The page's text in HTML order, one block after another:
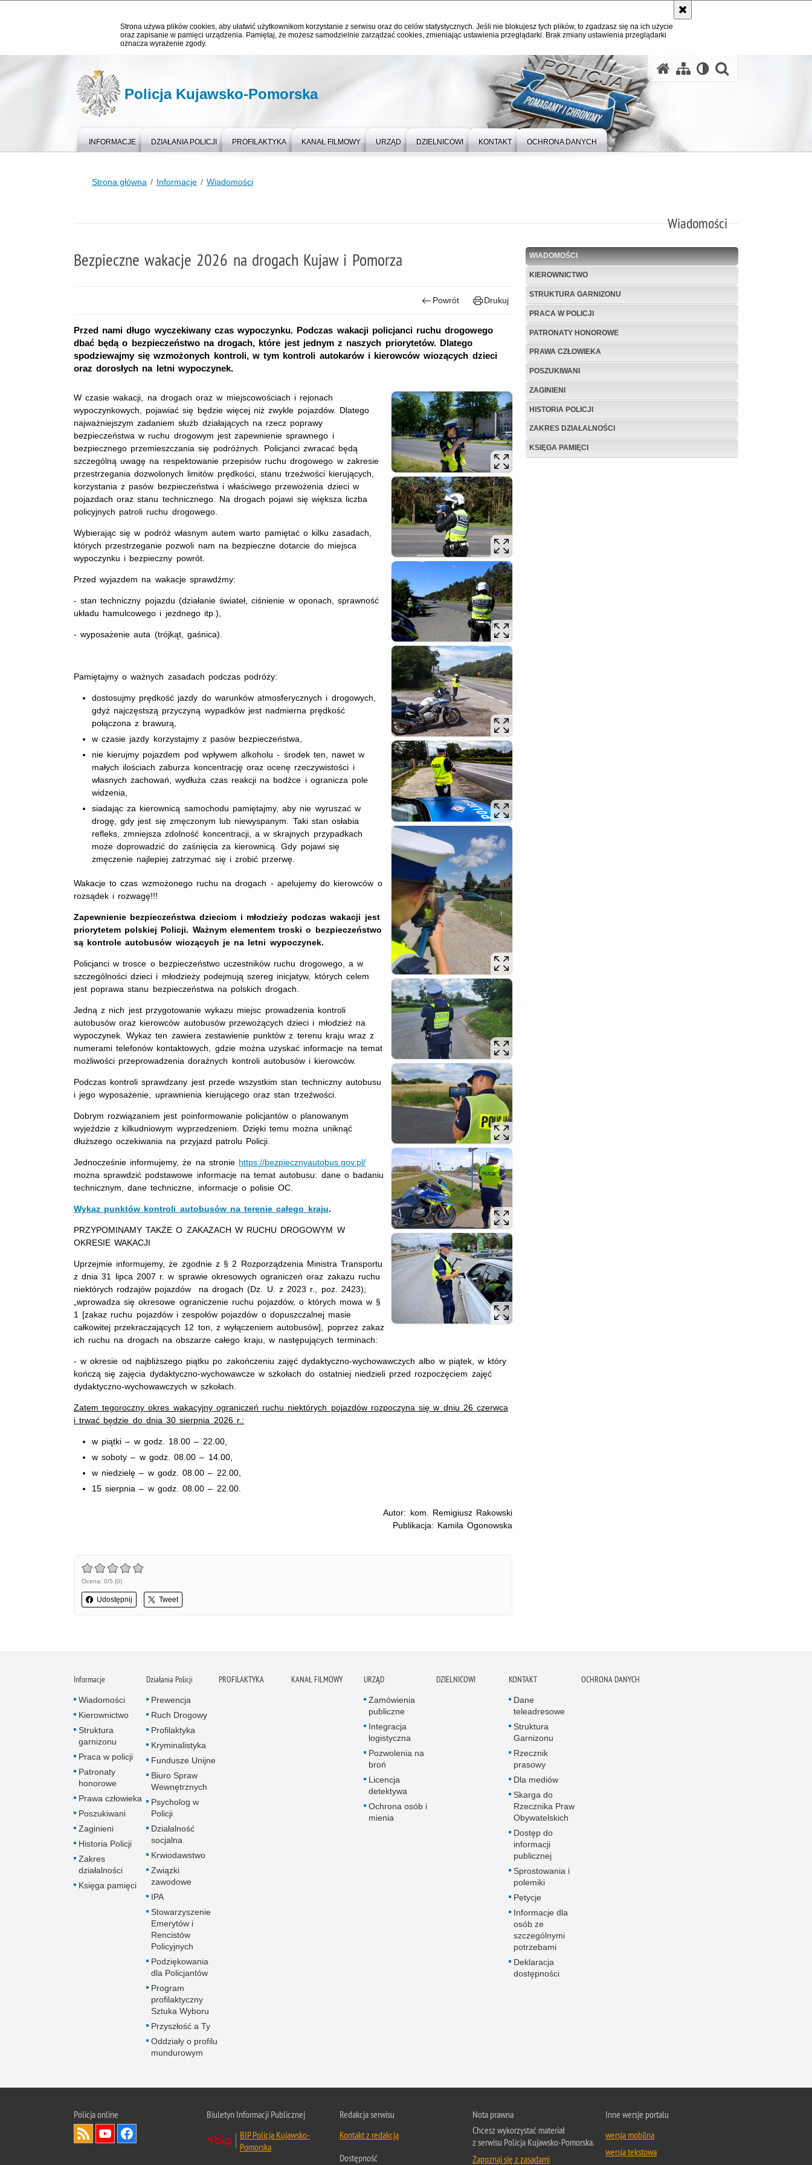
Strona używa plików cookies, aby ułatwić użytkownikom korzystanie z serwisu oraz do celów statystycznych. Jeśli nie blokujesz tych plików, to zgadzasz się na ich użycie
oraz zapisanie w pamięci urządzenia. Pamiętaj, że możesz samodzielnie zarządzać cookies, zmieniając ustawienia przeglądarki. Brak zmiany ustawienia przeglądarki
oznacza wyrażenie zgody.
Policja Kujawsko-Pomorska
INFORMACJE DZIAŁANIA POLICJI PROFILAKTYKA KANAŁ FILMOWY URZĄD DZIELNICOWI KONTAKT OCHRONA DANYCH
Strona główna Informacje Wiadomości
Wiadomości
Bezpieczne wakacje 2026 na drogach Kujaw i Pomorza
Powrót Drukuj
Przed nami długo wyczekiwany czas wypoczynku. Podczas wakacji policjanci ruchu drogowego
dbać będą o bezpieczeństwo na drogach, które jest jednym z naszych priorytetów. Dlatego
spodziewajmy się wzmożonych kontroli, w tym kontroli autokarów i kierowców wiozących dzieci
oraz dorosłych na letni wypoczynek.
W czasie wakacji, na drogach oraz w miejscowościach i rejonach
wypoczynkowych, pojawiać się będzie więcej niż zwykle pojazdów. Dlatego
najważniejszym zadaniem służb działających na rzecz poprawy
bezpieczeństwa w ruchu drogowym jest zapewnienie sprawnego i
bezpiecznego przemieszczania się podróżnych. Policjanci zwracać będą
szczególną uwagę na respektowanie przepisów ruchu drogowego w zakresie
przestrzegania dozwolonych limitów prędkości, stanu trzeźwości kierujących,
korzystania z pasów bezpieczeństwa i właściwego przewożenia dzieci w
pojazdach oraz stanu technicznego. Na drogach pojawi się większa liczba
policyjnych patroli ruchu drogowego.
Wybierając się w podróż własnym autem warto pamiętać o kilku zasadach,
których przestrzeganie pozwoli nam na bezpieczne dotarcie do miejsca
wypoczynku i bezpieczny powrót.
Przed wyjazdem na wakacje sprawdźmy:
- stan techniczny pojazdu (działanie świateł, ciśnienie w oponach, sprawność
układu hamulcowego i jezdnego itp.),
- wyposażenie auta (trójkąt, gaśnica).
Pamiętajmy o ważnych zasadach podczas podróży:
dostosujmy prędkość jazdy do warunków atmosferycznych i drogowych,
gdyż najczęstszą przyczyną wypadków jest nadmierna prędkość
połączona z brawurą,
w czasie jazdy korzystajmy z pasów bezpieczeństwa,
nie kierujmy pojazdem pod wpływem alkoholu - środek ten, nawet w
małych ilościach zaburza koncentrację oraz ocenę rzeczywistości i
własnych zachowań, wydłuża czas reakcji na bodźce i ogranicza pole
widzenia,
siadając za kierownicą samochodu pamiętajmy, aby nie wyruszać w
drogę, gdy jest się zmęczonym lub niewyspanym. Taki stan osłabia
refleks, zmniejsza zdolność koncentracji, a w skrajnych przypadkach
może doprowadzić do zaśnięcia za kierownicą. Gdy pojawi się
zmęczenie najlepiej zatrzymać się i zrobić przerwę.
Wakacje to czas wzmożonego ruchu na drogach - apelujemy do kierowców o
rozsądek i rozwagę!!!
Zapewnienie bezpieczeństwa dzieciom i młodzieży podczas wakacji jest
priorytetem polskiej Policji. Ważnym elementem troski o bezpieczeństwo
są kontrole autobusów wiozących je na letni wypoczynek.
Policjanci w trosce o bezpieczeństwo uczestników ruchu drogowego, a w
szczególności dzieci i młodzieży podejmują szereg inicjatyw, których celem
jest poprawa stanu bezpieczeństwa na polskich drogach.
Jedną z nich jest przygotowanie wykazu miejsc prowadzenia kontroli
autobusów oraz kierowców autobusów przewożących dzieci i młodzież na
wypoczynek. Wykaz ten zawiera zestawienie punktów z terenu kraju wraz z
numerami telefonów kontaktowych, gdzie można uzyskać informacje na temat
możliwości przeprowadzenia doraźnych kontroli autobusów i kierowców.
Podczas kontroli sprawdzany jest przede wszystkim stan techniczny autobusu
i jego wyposażenie, uprawnienia kierującego oraz stan trzeźwości.
Dobrym rozwiązaniem jest poinformowanie policjantów o planowanym
wyjeździe z kilkudniowym wyprzedzeniem. Dzięki temu można uniknąć
dłuższego oczekiwania na przyjazd patrolu Policji.
Jednocześnie informujemy, że na stronie https://bezpiecznyautobus.gov.pl/
można sprawdzić podstawowe informacje na temat autobusu: dane o badaniu
technicznym, dane techniczne, informacje o polisie OC.
Wykaz punktów kontroli autobusów na terenie całego kraju.
PRZYPOMINAMY TAKŻE O ZAKAZACH W RUCHU DROGOWYM W
OKRESIE WAKACJI
Uprzejmie informujemy, że zgodnie z § 2 Rozporządzenia Ministra Transportu
z dnia 31 lipca 2007 r. w sprawie okresowych ograniczeń oraz zakazu ruchu
niektórych rodzajów pojazdów na drogach (Dz. U. z 2023 r., poz. 2423);
„wprowadza się okresowe ograniczenie ruchu pojazdów, o których mowa w §
1 [zakaz ruchu pojazdów i zespołów pojazdów o dopuszczalnej masie
całkowitej przekraczających 12 ton, z wyłączeniem autobusów], poprzez zakaz
ich ruchu na drogach na obszarze całego kraju, w następujących terminach:
- w okresie od najbliższego piątku po zakończeniu zajęć dydaktyczno-wychowawczych albo w piątek, w który
kończą się zajęcia dydaktyczno-wychowawcze w szkołach do ostatniej niedzieli przed rozpoczęciem zajęć
dydaktyczno-wychowawczych w szkołach.
Zatem tegoroczny okres wakacyjny ograniczeń ruchu niektórych pojazdów rozpoczyna się w dniu 26 czerwca
i trwać będzie do dnia 30 sierpnia 2026 r.:
w piątki – w godz. 18.00 – 22.00,
w soboty – w godz. 08.00 – 14.00,
w niedzielę – w godz. 08.00 – 22.00,
15 sierpnia – w godz. 08.00 – 22.00.
Autor: kom. Remigiusz Rakowski
Publikacja: Kamila Ogonowska
Ocena: 0/5 (0)
Udostępnij Tweet
WIADOMOŚCI
KIEROWNICTWO
STRUKTURA GARNIZONU
PRACA W POLICJI
PATRONATY HONOROWE
PRAWA CZŁOWIEKA
POSZUKIWANI
ZAGINIENI
HISTORIA POLICJI
ZAKRES DZIAŁALNOŚCI
KSIĘGA PAMIĘCI
Informacje
Wiadomości
Kierownictwo
Struktura
garnizonu
Praca w policji
Patronaty
honorowe
Prawa człowieka
Poszukiwani
Zaginieni
Historia Policji
Zakres
działalności
Księga pamięci
Działania Policji
Prewencja
Ruch Drogowy
Profilaktyka
Kryminalistyka
Fundusze Unijne
Biuro Spraw
Wewnętrznych
Psycholog w
Policji
Działalność
socjalna
Krwiodawstwo
Związki
zawodowe
IPA
Stowarzyszenie
Emerytów i
Rencistów
Policyjnych
Podziękowania
dla Policjantów
Program
profilaktyczny
Sztuka Wyboru
Przyszłość a Ty
Oddziały o profilu
mundurowym
PROFILAKTYKA KANAŁ FILMOWY URZĄD
Zamówienia
publiczne
Integracja
logistyczna
Pozwolenia na
broń
Licencja
detektywa
Ochrona osób i
mienia
DZIELNICOWI KONTAKT
Dane
teleadresowe
Struktura
Garnizonu
Rzecznik
prasowy
Dla mediów
Skarga do
Rzecznika Praw
Obywatelskich
Dostęp do
informacji
publicznej
Sprostowania i
polemiki
Petycje
Informacje dla
osób ze
szczególnymi
potrzebami
Deklaracja
dostępności
OCHRONA DANYCH
Policja online
Biuletyn Informacji Publicznej
BIP Policja Kujawsko-
Pomorska
Redakcja serwisu
Kontakt z redakcją
Dostępność
Nota prawna
Chcesz wykorzystać materiał
z serwisu Policja Kujawsko-Pomorska.
Zapoznaj się z zasadami
Inne wersje portalu
wersja mobilna
wersja tekstowa